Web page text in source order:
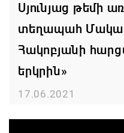
Սյունյաց թեմի
տեղապահ
Հակոբյանի
երկրին»
17.06.2021